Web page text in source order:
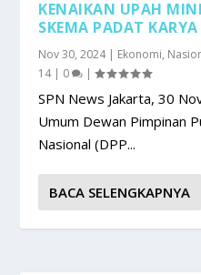
KENAIKAN UPAH
SKEMA PADAT KARYA
Nov 30, 2024| Ekonomi,
14| 0 |
SPN News Jakarta, 30
Umum Dewan Pimpinan
Nasional (DPP...
BACA SELENGKAPNYA